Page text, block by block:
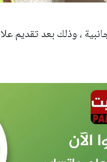
، وذلك بعد تقديم